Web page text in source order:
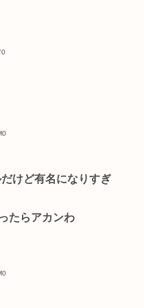
けど有名になりすぎ
たらアカンわ